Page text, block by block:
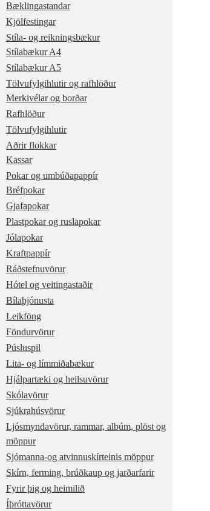
Bæklingastandar
Kjölfestingar
Stíla- og reikningsbækur
Stílabækur A4
Stílabækur A5
Tölvufylgihlutir og rafhlöður
Merkivélar og borðar
Rafhlöður
Tölvufylgihlutir
Aðrir flokkar
Kassar
Pokar og umbúðapappír
Bréfpokar
Gjafapokar
Plastpokar og ruslapokar
Jólapokar
Kraftpappír
Ráðstefnuvörur
Hótel og veitingastaðir
Bílaþjónusta
Leikföng
Föndurvörur
Púsluspil
Lita- og límmiðabækur
Hjálpartæki og heilsuvörur
Skólavörur
Sjúkrahúsvörur
Ljósmyndavörur, rammar, albúm, plöst og
möppur
Sjómanna-og atvinnuskírteinis möppur
Skírn, ferming, brúðkaup og jarðarfarir
Fyrir þig og heimilið
Íþróttavörur